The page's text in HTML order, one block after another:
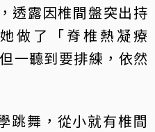
透露因椎間盤突出持
做了「脊椎熱凝療
一聽到要排練，依然
跳舞，從小就有椎間